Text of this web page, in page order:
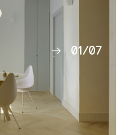
01
04
05
/07